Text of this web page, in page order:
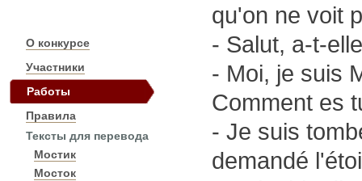
О конкурсе
Участники
Работы
Правила
Тексты для перевода
Мостик
Мосток
qu'on ne voit
- Salut, a-t-
- Moi, je suis
Comment es
- Je suis
demandé